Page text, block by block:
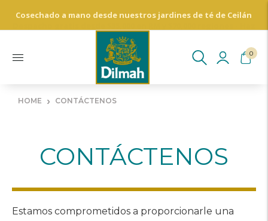
Cosechado a mano desde nuestros jardines de té de Ceilán
Despacho gratis desde $35,000 en RM y $70,000 regiones - Haz
0
HOME › CONTÁCTENOS
CONTÁCTENOS
Estamos comprometidos a proporcionarle una